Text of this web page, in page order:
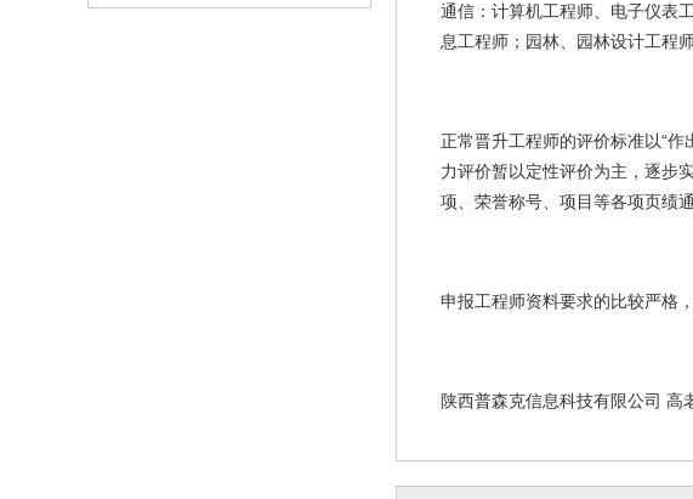
通信：计算机工程师、电子仪表
息工程师；园林、园林设计工程师
正常晋升工程师的评价标准以“作
力评价暂以定性评价为主，逐步
项、荣誉称号、项目等各项页绩
申报工程师资料要求的比较严格
陕西普森克信息科技有限公司 高